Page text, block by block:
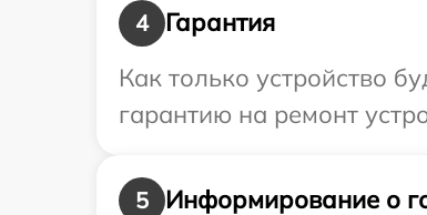
4
Гарантия
Как только устройство
гарантию на ремонт
5
Информирование о